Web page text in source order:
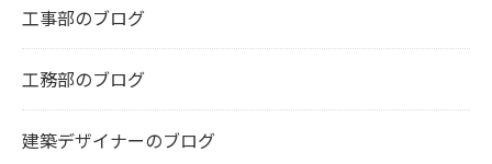
工事部のブログ
工務部のブログ
建築デザイナーのブログ